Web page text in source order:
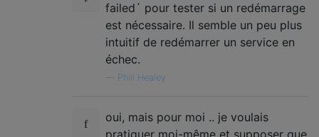
failed´ pour tester si un redémarrage
est nécessaire. Il semble un peu plus
intuitif de redémarrer un service en
échec.
Phill Healey
oui, mais pour moi .. je voulais
pratiquer moi-même et supposer que